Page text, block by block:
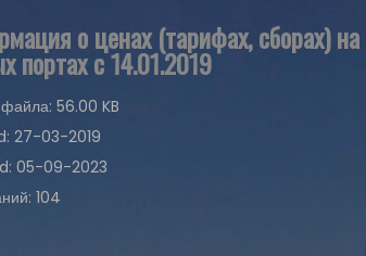
о ценах (тарифах, сборах)
портах с 14.01.2019
56.00 KB
27-03-2019
05-09-2023
104